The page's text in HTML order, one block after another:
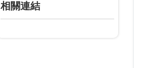
相關連結